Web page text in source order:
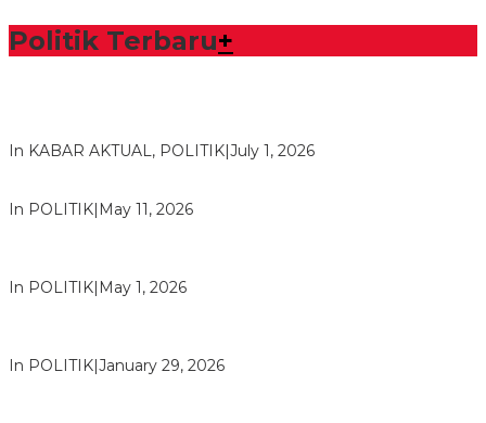
Politik Terbaru+
In KABAR AKTUAL, POLITIK|July 1, 2026
In POLITIK| May 11, 2026
In POLITIK| May 1, 2026
In POLITIK|January 29, 2026